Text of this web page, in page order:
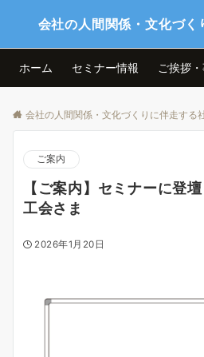
会社の人間関係・文化づく
ホーム セミナー情報 ご挨拶
会社の人間関係・文化づくりに伴走する
ご案内
【ご案内】セミナーに登
工会さま
2026年1月20日